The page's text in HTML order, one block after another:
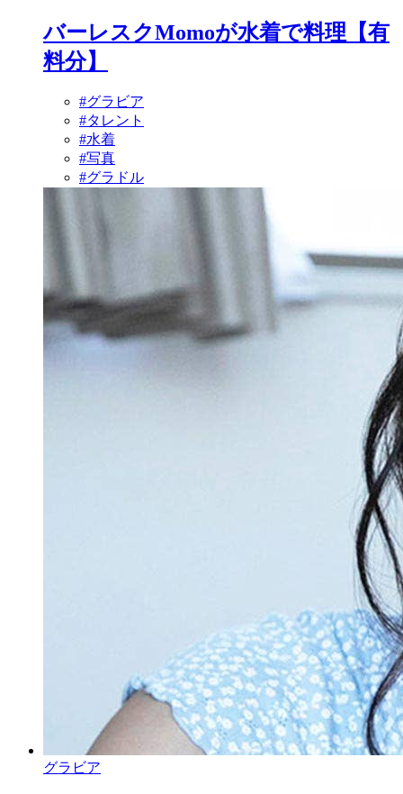
バーレスクMomoが水着で料理【有
料分】
#グラビア
#タレント
#水着
#写真
#グラドル
グラビア